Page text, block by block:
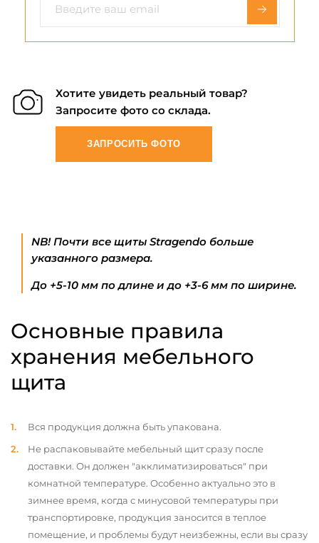
Хотите увидеть реальный товар?
Запросите фото со склада.
ЗАПРОСИТЬ ФОТО
NB! Почти все щиты Stragendo больше
указанного размера.
До +5-10 мм по длине и до +3-6 мм по ширине.
Основные правила
хранения мебельного
щита
Вся продукция должна быть упакована.
Не распаковывайте мебельный щит сразу после
доставки. Он должен "акклиматизироваться" при
комнатной температуре. Особенно актуально это в
зимнее время, когда с минусовой температуры при
транспортировке, продукция заносится в теплое
помещение, и проблемы будут неизбежны, если вы сразу